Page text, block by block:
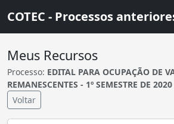
COTEC - Processos
Meus Recursos
Processo: EDITAL PARA OCUPAÇÃO DE
REMANESCENTES - 1º SEMESTRE DE 2020
Voltar